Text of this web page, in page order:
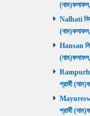
Nalhati
Hansan
Rampurhat
প্রার্থী
প্রার্থী